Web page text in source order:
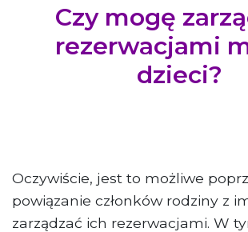
Czy mogę
rezerwacjami
dzieci?
Oczywiście, jest to możliwe
powiązanie członków rodziny z
zarządzać ich rezerwacjami. W